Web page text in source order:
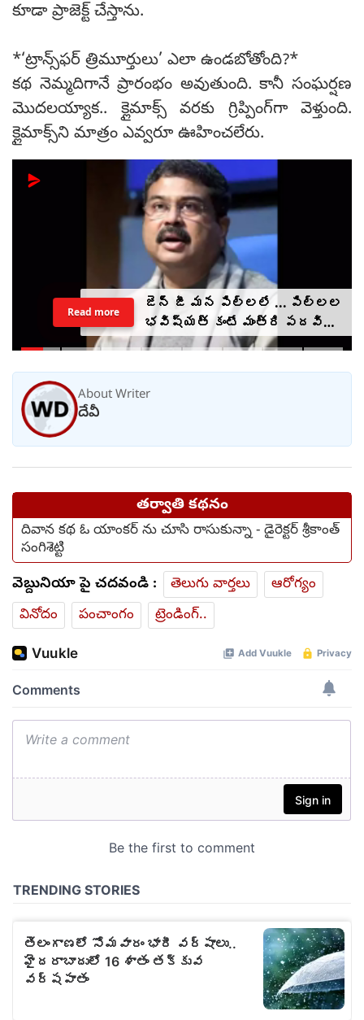
కూడా ప్రాజెక్ట్ చేస్తాను.
*‘ట్రాన్స్‌ఫర్ త్రిమూర్తులు’ ఎలా ఉండబోతోంది?*
కథ నెమ్మదిగానే ప్రారంభం అవుతుంది. కానీ సంఘర్షణ
మొదలయ్యాక.. క్లైమాక్స్ వరకు గ్రిప్పింగ్‌గా వెళ్తుంది.
క్లైమాక్స్‌ని మాత్రం ఎవ్వరూ ఊహించలేరు.
జెన్ జీ మన పిల్లలే ... పిల్లల
భవిష్యత్ కంటే మంత్రి పదవి
ముఖ్యం కాదు : ధర్మేంద్ర
Read more
About Writer
దేవీ
తర్వాతి కథనం
దివాన కథ ఓ యాంకర్ ను చూసి రాసుకున్నా - డైరెక్టర్ శ్రీకాంత్
సంగిశెట్టి
వెబ్దునియా పై చదవండి : తెలుగు వార్తలు
ఆరోగ్యం
వినోదం
పంచాంగం ట్రెండింగ్..